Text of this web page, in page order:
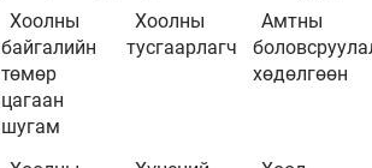
Хоолны
байгалийн
төмөр
цагаан
шугам
Хоолны
тусгаарлагч
Амтны
хөдөлгөөн